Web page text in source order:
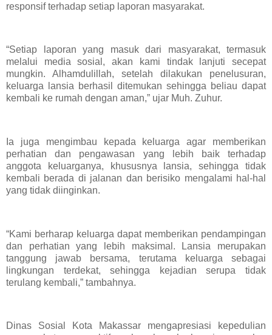
responsif terhadap setiap laporan masyarakat.
“Setiap laporan yang masuk dari masyarakat, termasuk
melalui media sosial, akan kami tindak lanjuti secepat
mungkin. Alhamdulillah, setelah dilakukan penelusuran,
keluarga lansia berhasil ditemukan sehingga beliau dapat
kembali ke rumah dengan aman,” ujar Muh. Zuhur.
Ia juga mengimbau kepada keluarga agar memberikan
perhatian dan pengawasan yang lebih baik terhadap
anggota keluarganya, khususnya lansia, sehingga tidak
kembali berada di jalanan dan berisiko mengalami hal-hal
yang tidak diinginkan.
“Kami berharap keluarga dapat memberikan pendampingan
dan perhatian yang lebih maksimal. Lansia merupakan
tanggung jawab bersama, terutama keluarga sebagai
lingkungan terdekat, sehingga kejadian serupa tidak
terulang kembali,” tambahnya.
Dinas Sosial Kota Makassar mengapresiasi kepedulian